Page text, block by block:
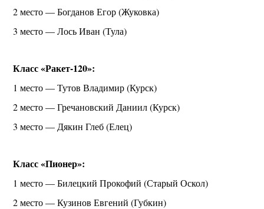
2 место — Богданов Егор (Жуковка)
3 место — Лось Иван (Тула)
Класс «Ракет-120»:
1 место — Тутов Владимир (Курск)
2 место — Гречановский Даниил (Курск)
3 место — Дякин Глеб (Елец)
Класс «Пионер»:
1 место — Билецкий Прокофий (Старый Оскол)
2 место — Кузинов Евгений (Губкин)